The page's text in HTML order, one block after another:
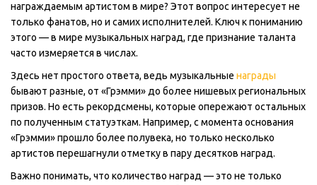
награждаемым артистом в мире? Этот вопрос интересует не
только фанатов, но и самих исполнителей. Ключ к пониманию
этого — в мире музыкальных наград, где признание таланта
часто измеряется в числах.
Здесь нет простого ответа, ведь музыкальные награды
бывают разные, от «Грэмми» до более нишевых региональных
призов. Но есть рекордсмены, которые опережают остальных
по полученным статуэткам. Например, с момента основания
«Грэмми» прошло более полувека, но только несколько
артистов перешагнули отметку в пару десятков наград.
Важно понимать, что количество наград — это не только